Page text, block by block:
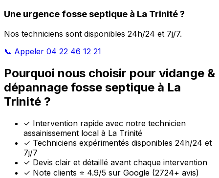
Une urgence fosse septique à La Trinité ?
Nos techniciens sont disponibles 24h/24 et 7j/7.
📞 Appeler 04 22 46 12 21
Pourquoi nous choisir pour vidange &
dépannage fosse septique à La
Trinité ?
✓ Intervention rapide avec notre technicien
assainissement local à La Trinité
✓ Techniciens expérimentés disponibles 24h/24 et
7j/7
✓ Devis clair et détaillé avant chaque intervention
✓ Note clients ⭐ 4.9/5 sur Google (2724+ avis)